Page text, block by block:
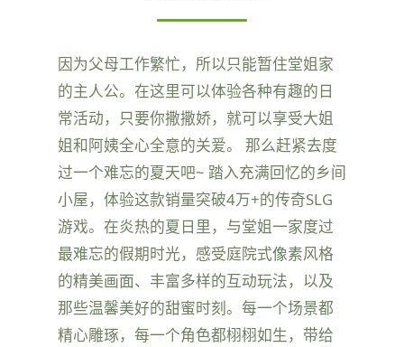
因为父母工作繁忙，所以只能暂住堂姐家
的主人公。在这里可以体验各种有趣的日
常活动，只要你撒撒娇，就可以享受大姐
姐和阿姨全心全意的关爱。 那么赶紧去度
过一个难忘的夏天吧~ 踏入充满回忆的乡间
小屋，体验这款销量突破4万+的传奇SLG
游戏。在炎热的夏日里，与堂姐一家度过
最难忘的假期时光，感受庭院式像素风格
的精美画面、丰富多样的互动玩法，以及
那些温馨美好的甜蜜时刻。每一个场景都
精心雕琢，每一个角色都栩栩如生，带给